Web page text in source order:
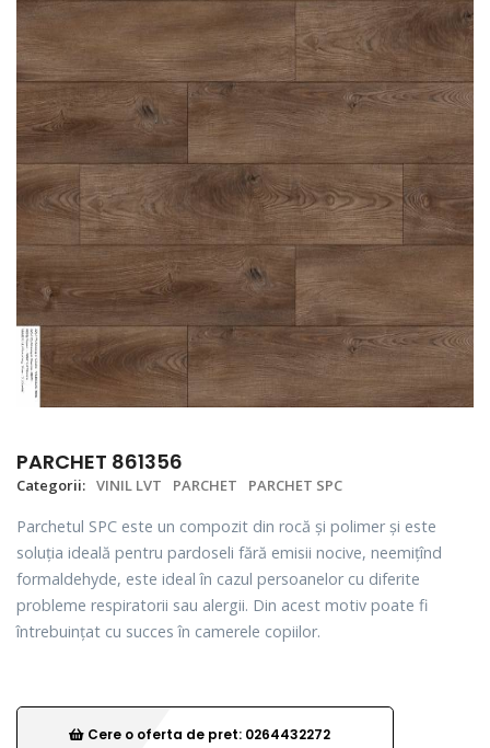
PARCHET 861356
Categorii: VINIL LVT PARCHET PARCHET SPC
Parchetul SPC este un compozit din rocă și polimer și este
soluția ideală pentru pardoseli fără emisii nocive, neemițînd
formaldehyde, este ideal în cazul persoanelor cu diferite
probleme respiratorii sau alergii. Din acest motiv poate fi
întrebuințat cu succes în camerele copiilor.
Cere o oferta de pret: 0264432272